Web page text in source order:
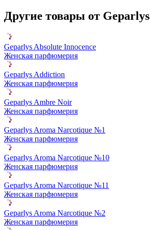
Другие товары от Geparlys
Geparlys Absolute Innocence
Женская парфюмерия
Geparlys Addiction
Женская парфюмерия
Geparlys Ambre Noir
Женская парфюмерия
Geparlys Aroma Narcotique №1
Женская парфюмерия
Geparlys Aroma Narcotique №10
Женская парфюмерия
Geparlys Aroma Narcotique №11
Женская парфюмерия
Geparlys Aroma Narcotique №2
Женская парфюмерия